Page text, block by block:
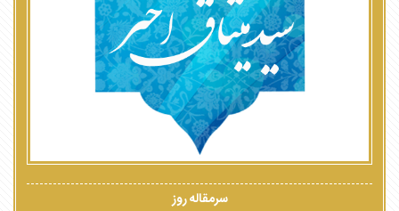
سرمقاله روز